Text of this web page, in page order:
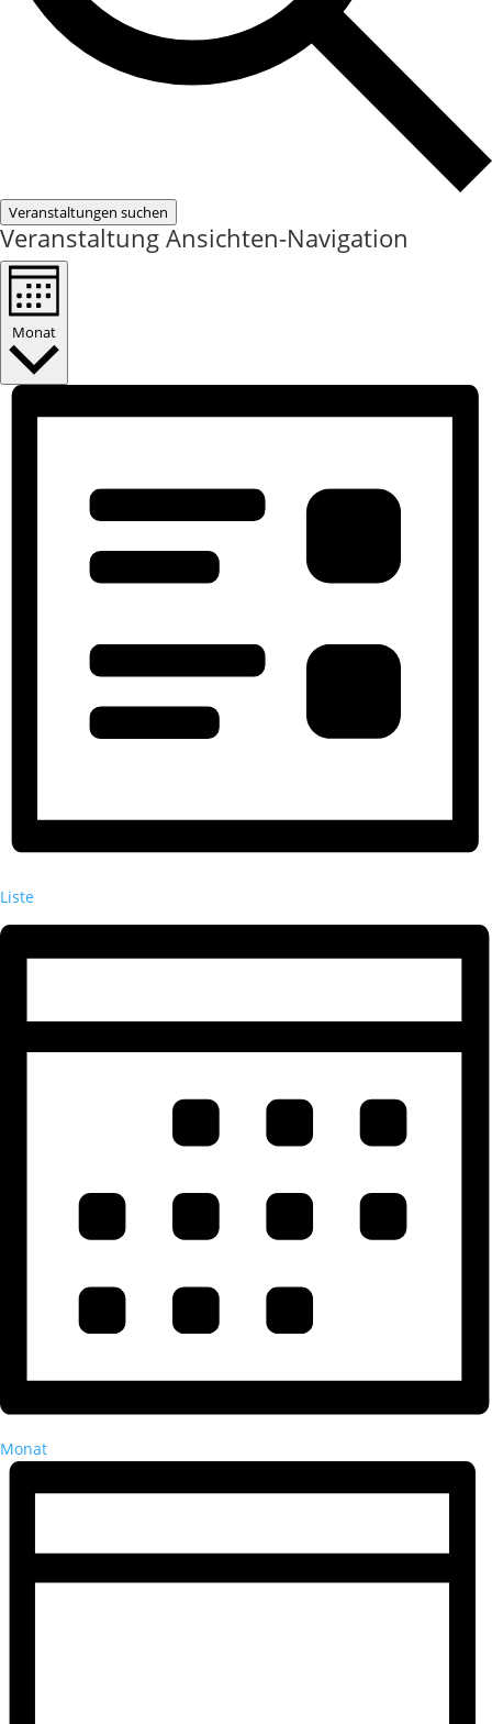
Veranstaltungen suchen
Veranstaltung Ansichten-Navigation
Monat
Liste
Monat